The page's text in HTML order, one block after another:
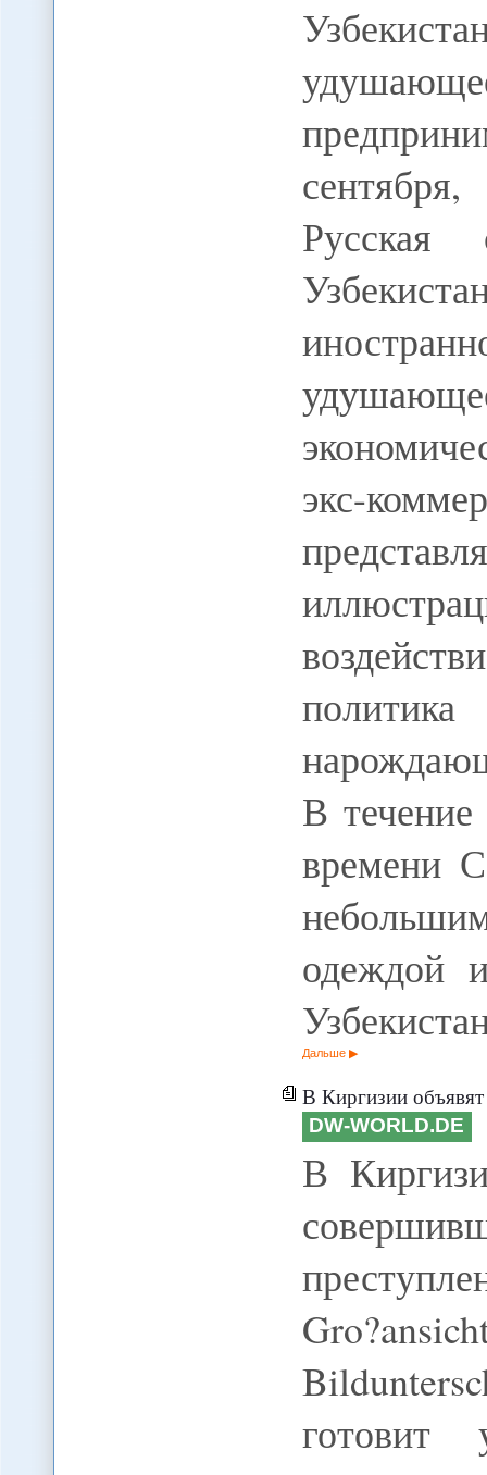
Русская
экс-
В течение
времени
одеждой
Дальше
В Киргизии объявят
DW-WORLD.DE
В